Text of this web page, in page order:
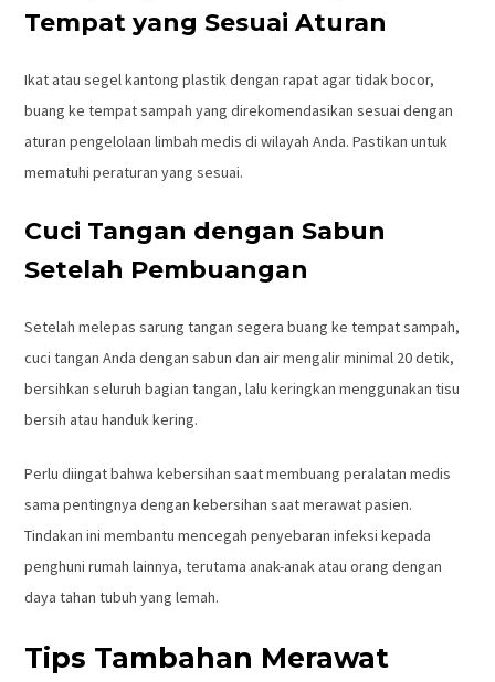
Tempat yang Sesuai Aturan
Ikat atau segel kantong plastik dengan rapat agar tidak bocor,
buang ke tempat sampah yang direkomendasikan sesuai dengan
aturan pengelolaan limbah medis di wilayah Anda. Pastikan untuk
mematuhi peraturan yang sesuai.
Cuci Tangan dengan Sabun
Setelah Pembuangan
Setelah melepas sarung tangan segera buang ke tempat sampah,
cuci tangan Anda dengan sabun dan air mengalir minimal 20 detik,
bersihkan seluruh bagian tangan, lalu keringkan menggunakan tisu
bersih atau handuk kering.
Perlu diingat bahwa kebersihan saat membuang peralatan medis
sama pentingnya dengan kebersihan saat merawat pasien.
Tindakan ini membantu mencegah penyebaran infeksi kepada
penghuni rumah lainnya, terutama anak-anak atau orang dengan
daya tahan tubuh yang lemah.
Tips Tambahan Merawat